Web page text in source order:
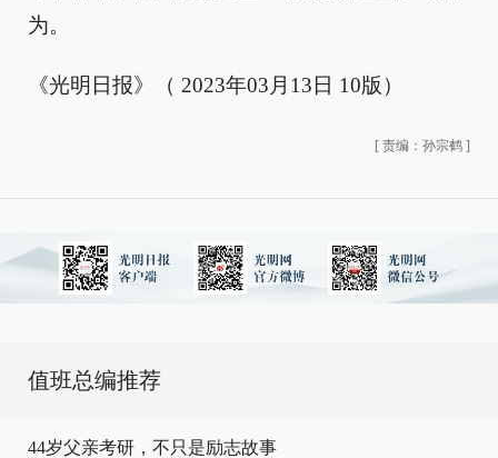
为。
《光明日报》（ 2023年03月13日 10版）
[ 责编：孙宗鹤 ]
值班总编推荐
44岁父亲考研，不只是励志故事